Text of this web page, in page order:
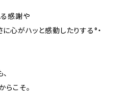
感謝や
心がハッと感動したりする°・
こそ。